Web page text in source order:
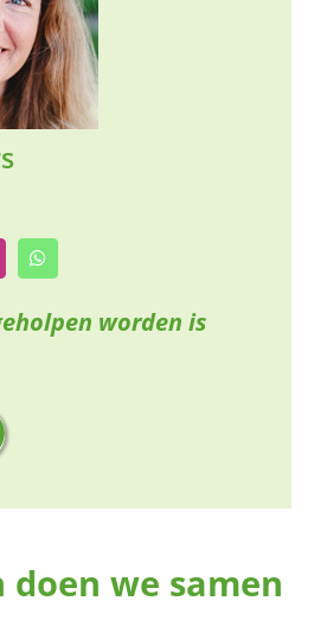
worden is
doen we samen